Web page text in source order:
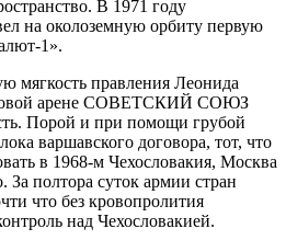
В 1971 году
околоземную орбиту первую
1».
мягкость правления Леонида
арене СОВЕТСКИЙ СОЮЗ
Порой и при помощи грубой
варшавского договора, тот, что
в 1968-м Чехословакия, Москва
За полтора суток армии стран
что без кровопролития
над Чехословакией.